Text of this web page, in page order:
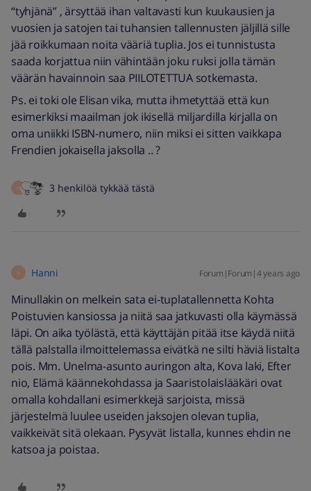
“tyhjänä” , ärsyttää ihan valtavasti kun kuukausien ja
vuosien ja satojen tai tuhansien tallennusten jäljillä sille
jää roikkumaan noita vääriä tuplia. Jos ei tunnistusta
saada korjattua niin vähintään joku ruksi jolla tämän
väärän havainnoin saa PIILOTETTUA sotkemasta.
Ps. ei toki ole Elisan vika, mutta ihmetyttää että kun
esimerkiksi maailman jok ikisellä miljardilla kirjalla on
oma uniikki ISBN-numero, niin miksi ei sitten vaikkapa
Frendien jokaisella jaksolla .. ?
H 3 henkilöä tykkää tästä
H Hanni Forum|Forum|4 years ago
Minullakin on melkein sata ei-tuplatallennetta Kohta
Poistuvien kansiossa ja niitä saa jatkuvasti olla käymässä
läpi. On aika työlästä, että käyttäjän pitää itse käydä niitä
tällä palstalla ilmoittelemassa eivätkä ne silti häviä listalta
pois. Mm. Unelma-asunto auringon alta, Kova laki, Efter
nio, Elämä käännekohdassa ja Saaristolaislääkäri ovat
omalla kohdallani esimerkkejä sarjoista, missä
järjestelmä luulee useiden jaksojen olevan tuplia,
vaikkeivät sitä olekaan. Pysyvät listalla, kunnes ehdin ne
katsoa ja poistaa.